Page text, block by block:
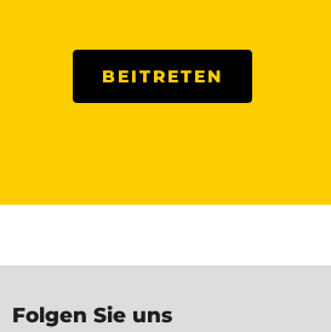
BEITRETEN
Folgen Sie uns